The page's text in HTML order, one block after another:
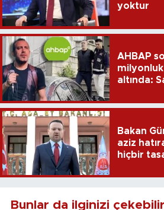
yoktur
AHBAP
altında:
Bakan
aziz
hiçbir
Bunlar da ilginizi çekebilir